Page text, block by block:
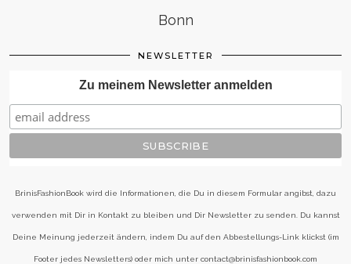
Bonn
NEWSLETTER
Zu meinem Newsletter anmelden
BrinisFashionBook wird die Informationen, die Du in diesem Formular angibst, dazu
verwenden mit Dir in Kontakt zu bleiben und Dir Newsletter zu senden. Du kannst
Deine Meinung jederzeit ändern, indem Du auf den Abbestellungs-Link klickst (im
Footer jedes Newsletters) oder mich unter contact@brinisfashionbook.com